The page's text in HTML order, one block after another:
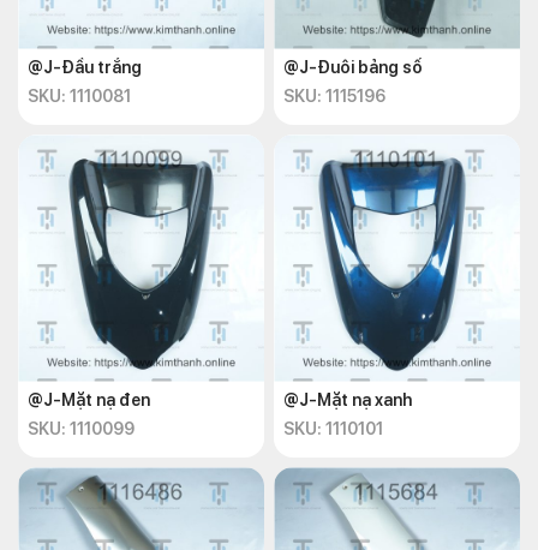
@J-Đầu trắng
SKU: 1110081
@J-Đuôi bảng số
SKU: 1115196
@J-Mặt nạ đen
SKU: 1110099
@J-Mặt nạ xanh
SKU: 1110101